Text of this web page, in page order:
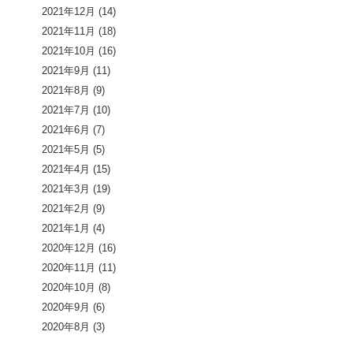
2021年12月 (14)
2021年11月 (18)
2021年10月 (16)
2021年9月 (11)
2021年8月 (9)
2021年7月 (10)
2021年6月 (7)
2021年5月 (5)
2021年4月 (15)
2021年3月 (19)
2021年2月 (9)
2021年1月 (4)
2020年12月 (16)
2020年11月 (11)
2020年10月 (8)
2020年9月 (6)
2020年8月 (3)